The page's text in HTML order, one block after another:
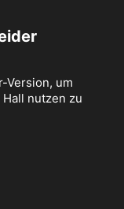
Version, um
nutzen zu